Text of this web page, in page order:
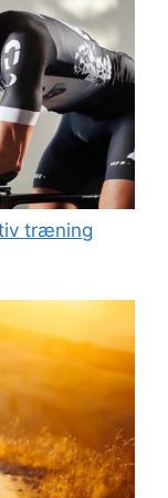
træning